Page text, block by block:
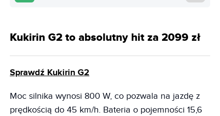
Kukirin G2 to absolutny hit za 2099 zł
Sprawdź Kukirin G2
Moc silnika wynosi 800 W, co pozwala na jazdę z
prędkością do 45 km/h. Bateria o pojemności 15,6